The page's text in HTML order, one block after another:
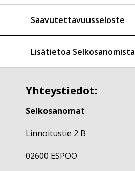
Saavutettavuusseloste
Lisätietoa Selkosanomista
Yhteystiedot:
Selkosanomat
Linnoitustie 2 B
02600 ESPOO